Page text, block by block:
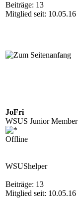
Beiträge: 13
Mitglied seit: 10.05.16
JoFri
WSUS Junior Member
Offline
WSUShelper
Beiträge: 13
Mitglied seit: 10.05.16